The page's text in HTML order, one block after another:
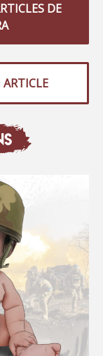
DE
ARTICLE